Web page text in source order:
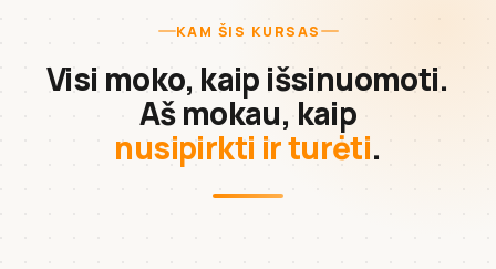
KAM ŠIS KURSAS
Visi moko, kaip išsinuomoti.
Aš mokau, kaip
nusipirkti ir turėti.